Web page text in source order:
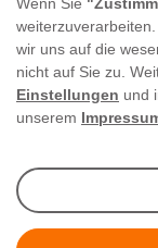
wir uns auf die
nicht auf Sie zu.
Einstellungen und
unserem
Angebote &
sparen war
E-MAIL **